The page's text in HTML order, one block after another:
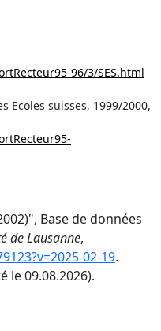
96/3/SES.html
Ecoles suisses, 1999/2000,
Base de données
de Lausanne,
02-19.
le 09.08.2026).